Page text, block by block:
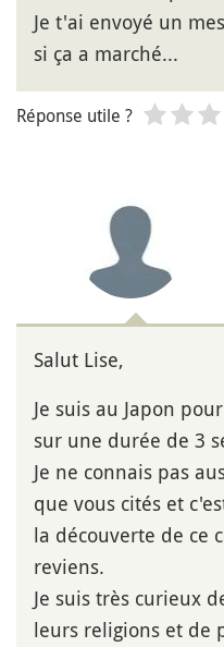
Je t'ai envoyé un
si ça a marché...
Réponse utile ?
Salut Lise,
Je suis au Japon
sur une durée de 3
Je ne connais pas
que vous cités et
la découverte de ce
reviens.
Je suis très curieux
leurs religions et de